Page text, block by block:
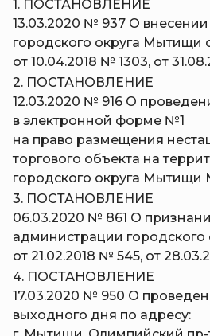
1. ПОСТАНОВЛЕНИЕ
13.03.2020 № 937 О
городского округа Мытищи
от 10.04.2018 № 1303, от
2. ПОСТАНОВЛЕНИЕ
12.03.2020 № 916 О
в электронной форме №1
на право размещения
торгового объекта на
городского округа Мытищи
3. ПОСТАНОВЛЕНИЕ
06.03.2020 № 861 О
администрации
от 21.02.2018 № 545, от
4. ПОСТАНОВЛЕНИЕ
17.03.2020 № 950 О
выходного дня по адресу: